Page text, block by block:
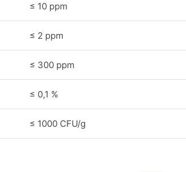
≤ 10 ppm
≤ 2 ppm
≤ 300 ppm
≤ 0,1 %
≤ 1000 CFU/g